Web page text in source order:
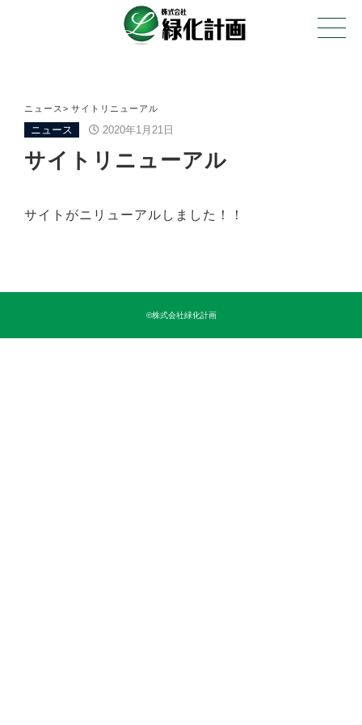
ニュース サイトリニューアル
ニュース 2020年1月21日
サイトリニューアル
サイトがニリューアルしました！！
©株式会社緑化計画